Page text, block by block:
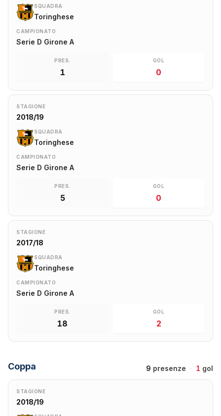
SQUADRA
Toringhese
CAMPIONATO
Serie D Girone A
PRES.
1
GOL
0
STAGIONE
2018/19
SQUADRA
Toringhese
CAMPIONATO
Serie D Girone A
PRES.
5
GOL
0
STAGIONE
2017/18
SQUADRA
Toringhese
CAMPIONATO
Serie D Girone A
PRES.
18
GOL
2
Coppa 9 presenze · 1 gol
STAGIONE
2018/19